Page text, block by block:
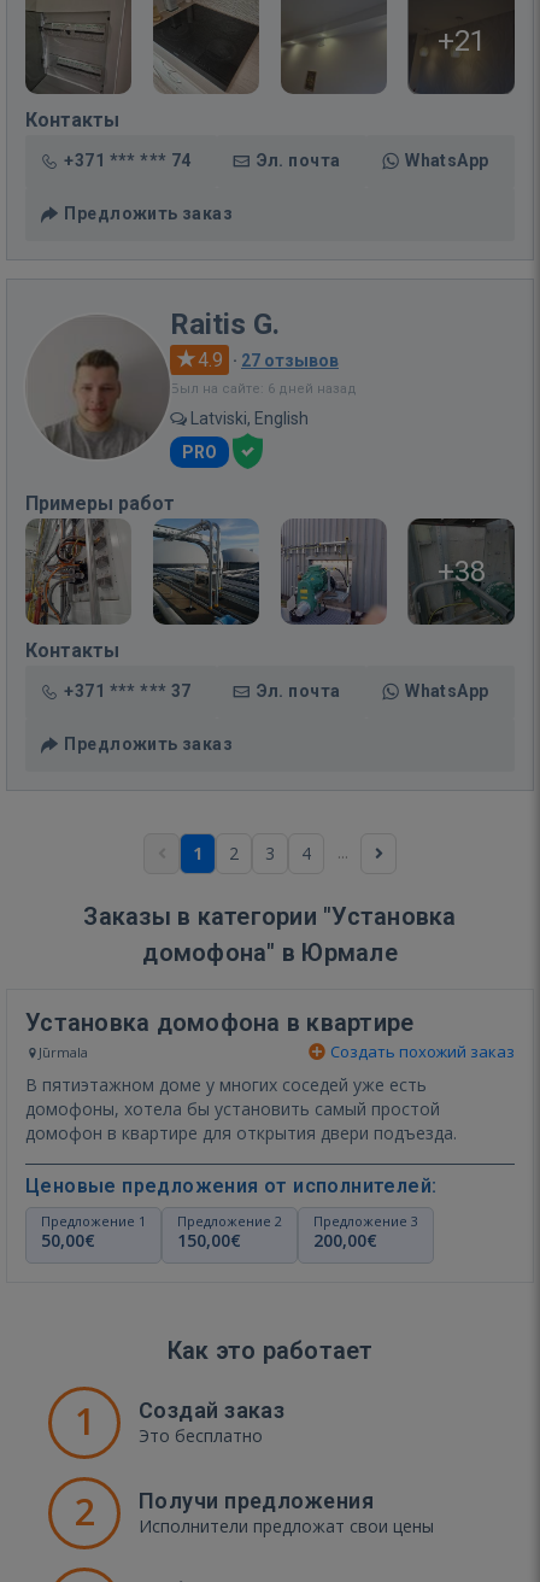
+21
Контакты
+371 *** *** 74 Эл. почта WhatsApp
Предложить заказ
Raitis G.
4.9 · 27 отзывов
Был на сайте: 6 дней назад
Latviski, English
PRO
Примеры работ
+38
Контакты
+371 *** *** 37 Эл. почта WhatsApp
Предложить заказ
1 2 3 4 ...
Заказы в категории "Установка
домофона" в Юрмале
Установка домофона в квартире
Jūrmala Создать похожий заказ
В пятиэтажном доме у многих соседей уже есть
домофоны, хотела бы установить самый простой
домофон в квартире для открытия двери подъезда.
Ценовые предложения от исполнителей:
Предложение 1
50,00€
Предложение 2
150,00€
Предложение 3
200,00€
Как это работает
1 Создай заказ
Это бесплатно
2 Получи предложения
Исполнители предложат свои цены